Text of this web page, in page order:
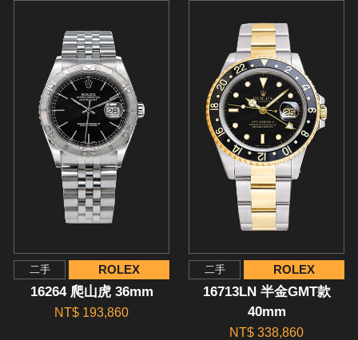
二手 ROLEX
16264 爬山虎 36mm
NT$ 193,860
二手 ROLEX
16713LN 半金GMT款
40mm
NT$ 338,860